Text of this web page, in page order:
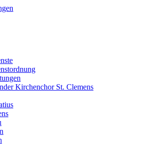
Kirchenchor St. Clemens